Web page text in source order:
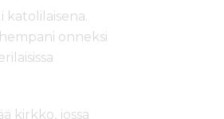
katolilaisena.
onneksi
kirkko, jossa